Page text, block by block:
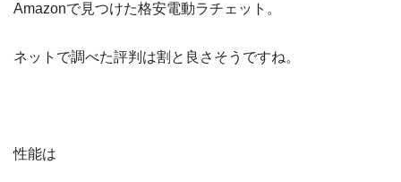
Amazonで見つけた格安電動ラチェット。
ネットで調べた評判は割と良さそうですね。
性能は